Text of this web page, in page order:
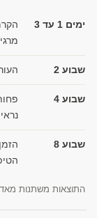
ימים 1 עד 3
שבוע 2
שבוע 4
שבוע 8
התוצאות משתנות